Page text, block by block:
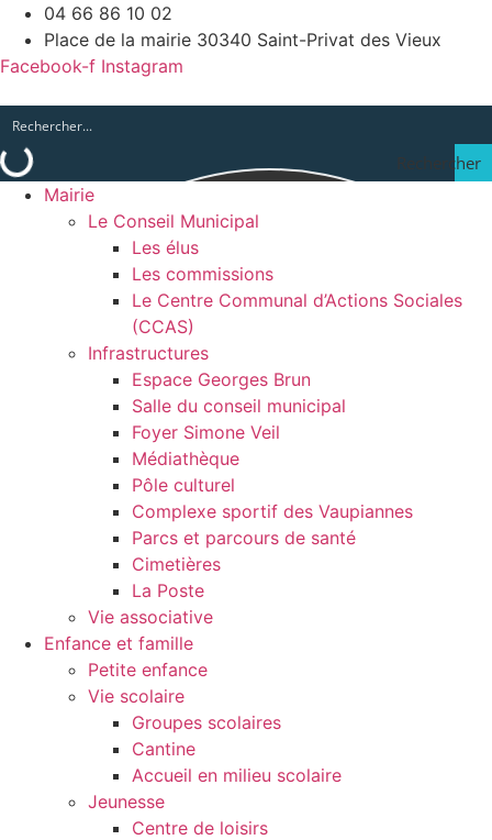
04 66 86 10 02
Place de la mairie 30340 Saint-Privat des Vieux
Facebook-f Instagram
Rechercher
Mairie
Le Conseil Municipal
Les élus
Les commissions
Le Centre Communal d’Actions Sociales
(CCAS)
Infrastructures
Espace Georges Brun
Salle du conseil municipal
Foyer Simone Veil
Médiathèque
Pôle culturel
Complexe sportif des Vaupiannes
Parcs et parcours de santé
Cimetières
La Poste
Vie associative
Enfance et famille
Petite enfance
Vie scolaire
Groupes scolaires
Cantine
Accueil en milieu scolaire
Jeunesse
Centre de loisirs